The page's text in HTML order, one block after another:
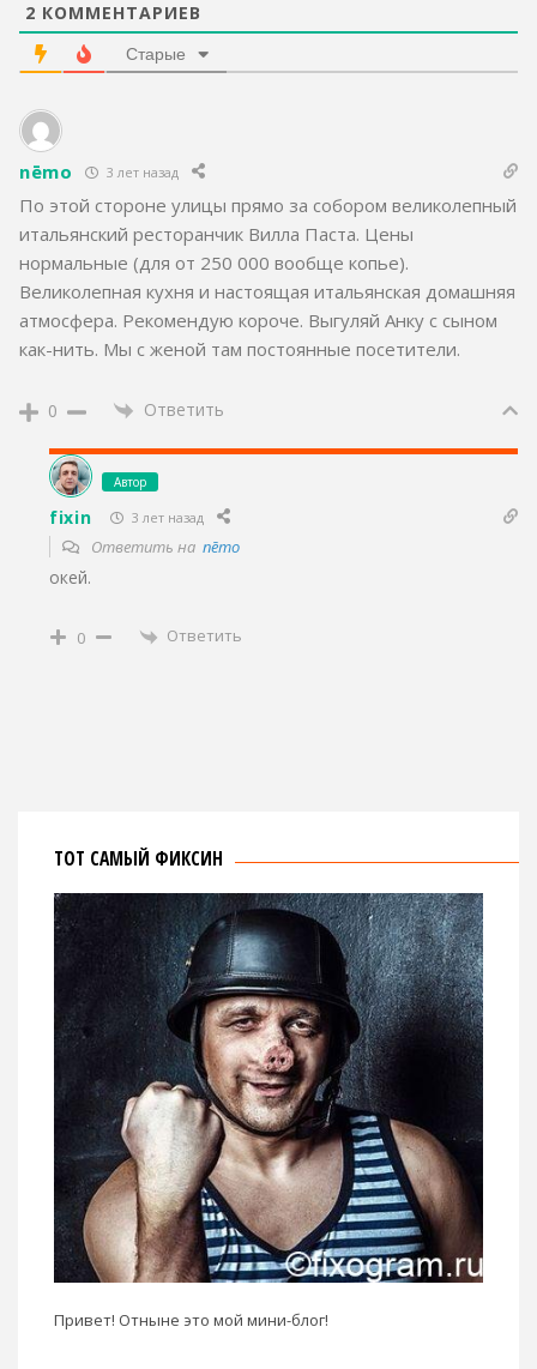
2 КОММЕНТАРИЕВ
Старые
nēmo 3 лет назад
По этой стороне улицы прямо за собором великолепный
итальянский ресторанчик Вилла Паста. Цены
нормальные (для от 250 000 вообще копье).
Великолепная кухня и настоящая итальянская домашняя
атмосфера. Рекомендую короче. Выгуляй Анку с сыном
как-нить. Мы с женой там постоянные посетители.
0 Ответить
Автор
fixin 3 лет назад
Ответить на nēmo
окей.
0 Ответить
ТОТ САМЫЙ ФИКСИН
Привет! Отныне это мой мини-блог!